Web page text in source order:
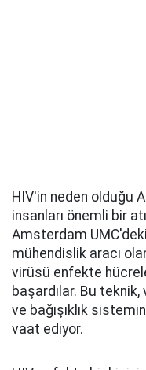
HIV'in neden olduğu
insanları önemli bir
Amsterdam
mühendislik aracı
virüsü enfekte
başardılar. Bu
ve bağışıklık
vaat ediyor.